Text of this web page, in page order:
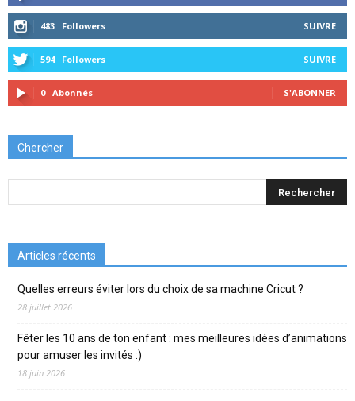
483 Followers SUIVRE
594 Followers SUIVRE
0 Abonnés S'ABONNER
Chercher
Articles récents
Quelles erreurs éviter lors du choix de sa machine Cricut ?
28 juillet 2026
Fêter les 10 ans de ton enfant : mes meilleures idées d’animations
pour amuser les invités :)
18 juin 2026